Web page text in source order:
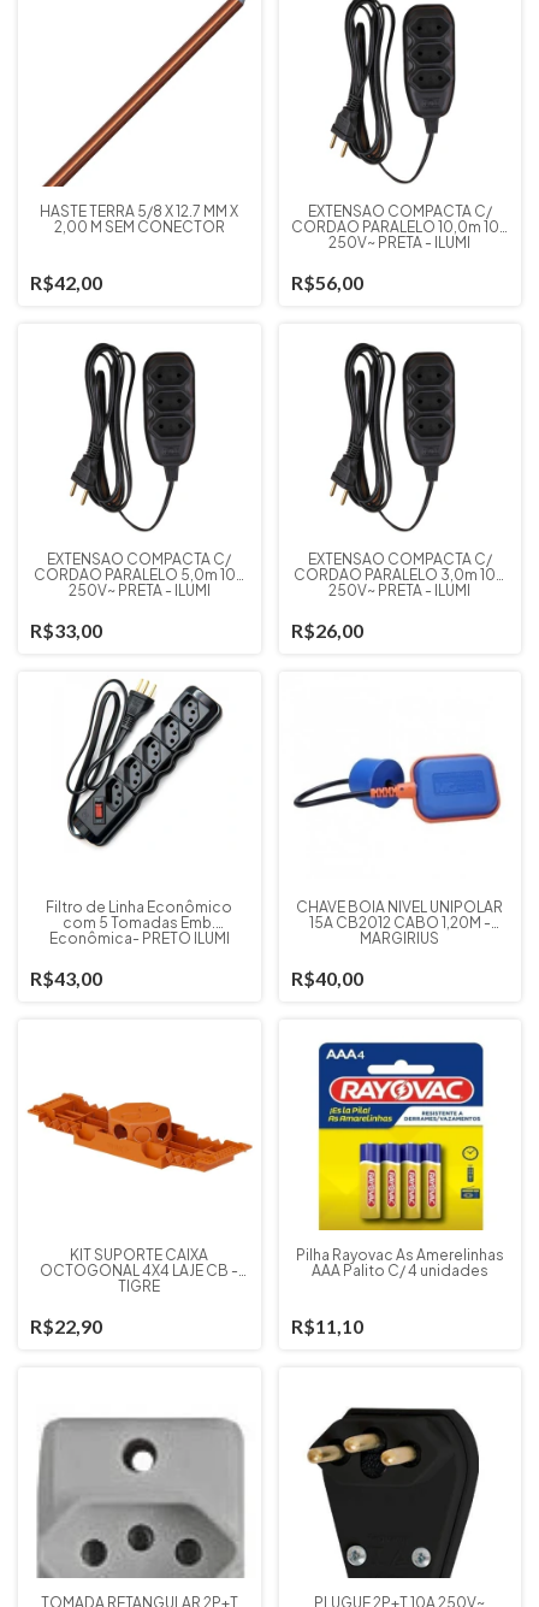
HASTE TERRA 5/8 X 12.7 MM X
2,00 M SEM CONECTOR
R$42,00
EXTENSAO COMPACTA C/
CORDAO PARALELO 10,0m 10A
250V~ PRETA - ILUMI
R$56,00
EXTENSAO COMPACTA C/
CORDAO PARALELO 5,0m 10A
250V~ PRETA - ILUMI
R$33,00
EXTENSAO COMPACTA C/
CORDAO PARALELO 3,0m 10A
250V~ PRETA - ILUMI
R$26,00
Filtro de Linha Econômico
com 5 Tomadas Emb.
Econômica- PRETO ILUMI
R$43,00
CHAVE BOIA NIVEL UNIPOLAR
15A CB2012 CABO 1,20M -
MARGIRIUS
R$40,00
KIT SUPORTE CAIXA
OCTOGONAL 4X4 LAJE CB -
TIGRE
R$22,90
Pilha Rayovac As Amerelinhas
AAA Palito C/ 4 unidades
R$11,10
TOMADA RETANGULAR 2P+T PLUGUE 2P+T 10A 250V~